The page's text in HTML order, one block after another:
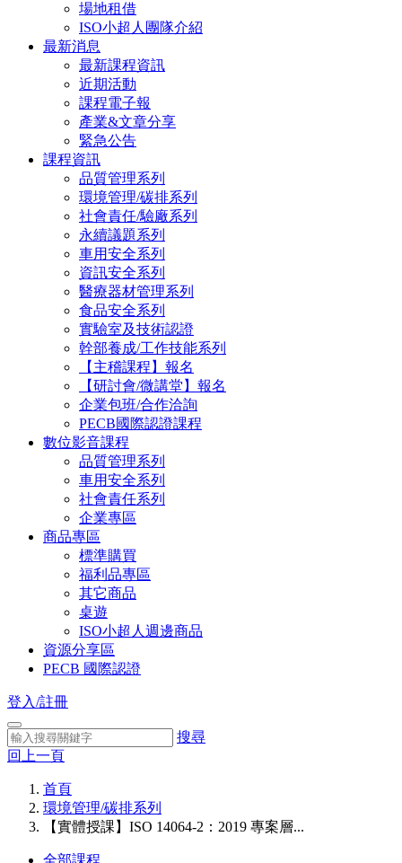
場地租借
ISO小超人團隊介紹
最新消息
最新課程資訊
近期活動
課程電子報
產業&文章分享
緊急公告
課程資訊
品質管理系列
環境管理/碳排系列
社會責任/驗廠系列
永續議題系列
車用安全系列
資訊安全系列
醫療器材管理系列
食品安全系列
實驗室及技術認證
幹部養成/工作技能系列
【主稽課程】報名
【研討會/微講堂】報名
企業包班/合作洽詢
PECB國際認證課程
數位影音課程
品質管理系列
車用安全系列
社會責任系列
企業專區
商品專區
標準購買
福利品專區
其它商品
桌遊
ISO小超人週邊商品
資源分享區
PECB 國際認證
登入/註冊
搜尋
回上一頁
首頁
環境管理/碳排系列
【實體授課】ISO 14064-2：2019 專案層...
全部課程